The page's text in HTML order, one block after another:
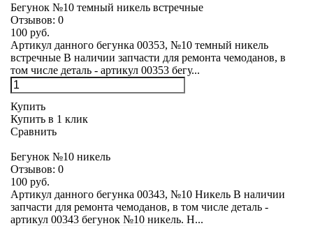
Бегунок №10 темный никель встречные
Отзывов: 0
100 руб.
Артикул данного бегунка 00353, №10 темный никель
встречные В наличии запчасти для ремонта чемоданов, в
том числе деталь - артикул 00353 бегу...
Купить
Купить в 1 клик
Сравнить
Бегунок №10 никель
Отзывов: 0
100 руб.
Артикул данного бегунка 00343, №10 Никель В наличии
запчасти для ремонта чемоданов, в том числе деталь -
артикул 00343 бегунок №10 никель. Н...